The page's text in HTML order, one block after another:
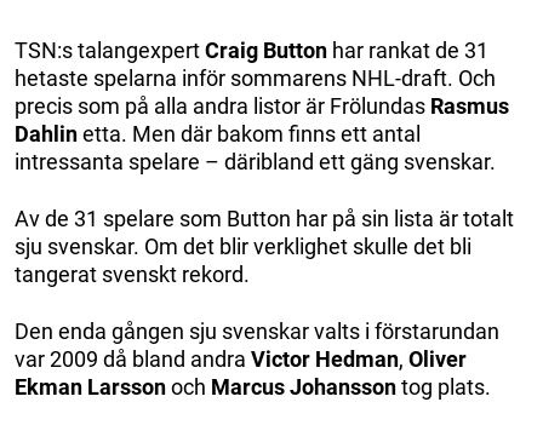
TSN:s talangexpertCraig Button har rankat de 31
hetaste spelarna inför sommarens NHL-draft. Och
precis som på alla andra listor är Frölundas Rasmus
Dahlinetta. Men där bakom finns ett antal
intressanta spelare – däribland ett gäng svenskar.
Av de 31 spelare som Button har på sin lista är totalt
sju svenskar. Om det blir verklighet skulle det bli
tangerat svenskt rekord.
Den enda gången sju svenskar valts i förstarundan
var 2009 då bland andra Victor Hedman, Oliver
Ekman Larssonoch Marcus Johanssontog plats.